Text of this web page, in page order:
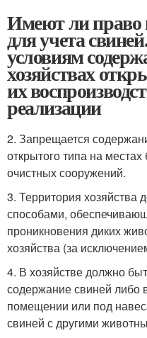
Имеют ли право
для учета
условиям
хозяйствах
их
реализации
2. Запрещается
открытого типа на
очистных сооружений.
3. Территория хозяйства
способами,
проникновения диких
хозяйства (за
4. В хозяйстве должно
содержание свиней либо
помещении или под
свиней с другими